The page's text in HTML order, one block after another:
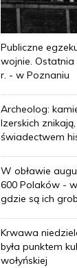
Publiczne
wojnie. Ostatnia
r. - w Poznaniu
Archeolog:
Izerskich
świadectwem
W obławie
600 Polaków -
gdzie są ich
Krwawa
była punktem
wołyńskiej